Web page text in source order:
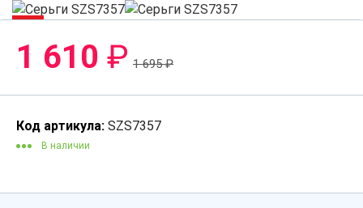
-6%
1 610 ₽ 1 695₽
Код артикула: SZS7357
В наличии